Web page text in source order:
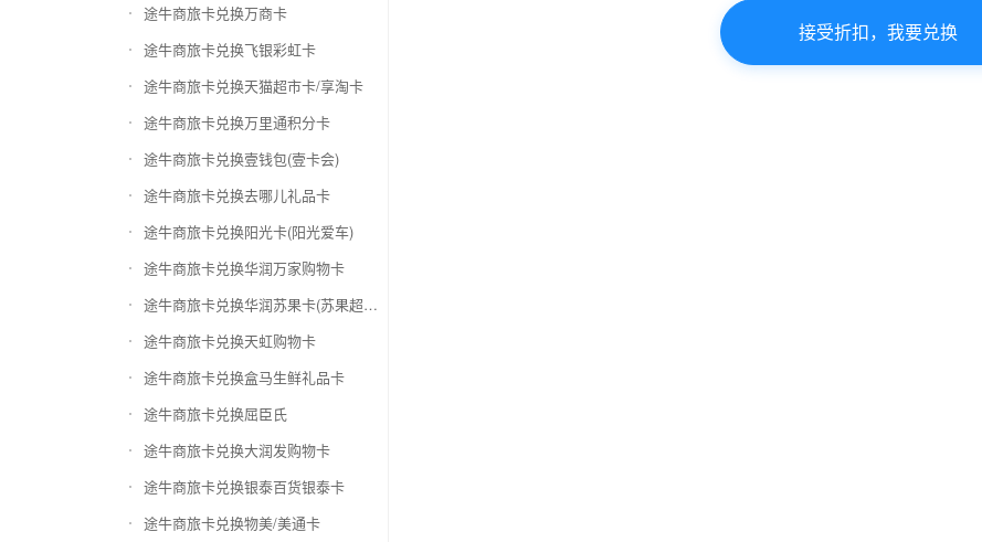
途牛商旅卡兑换万商卡
途牛商旅卡兑换飞银彩虹卡
途牛商旅卡兑换天猫超市卡/享淘卡
途牛商旅卡兑换万里通积分卡
途牛商旅卡兑换壹钱包(壹卡会)
途牛商旅卡兑换去哪儿礼品卡
途牛商旅卡兑换阳光卡(阳光爱车)
途牛商旅卡兑换华润万家购物卡
途牛商旅卡兑换华润苏果卡(苏果超市卡)（维护 请暂停提交）
途牛商旅卡兑换天虹购物卡
途牛商旅卡兑换盒马生鲜礼品卡
途牛商旅卡兑换屈臣氏
途牛商旅卡兑换大润发购物卡
途牛商旅卡兑换银泰百货银泰卡
途牛商旅卡兑换物美/美通卡
接受折扣，我要兑换